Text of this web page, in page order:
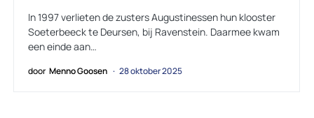
In 1997 verlieten de zusters Augustinessen hun klooster
Soeterbeeck te Deursen, bij Ravenstein. Daarmee kwam
een einde aan…
door Menno Goosen 28 oktober 2025